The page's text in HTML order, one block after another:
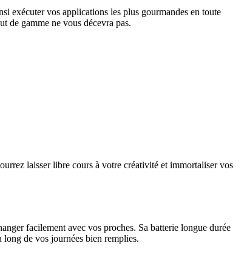
exécuter vos applications les plus gourmandes en toute
de gamme ne vous décevra pas.
laisser libre cours à votre créativité et immortaliser vos
facilement avec vos proches. Sa batterie longue durée
de vos journées bien remplies.